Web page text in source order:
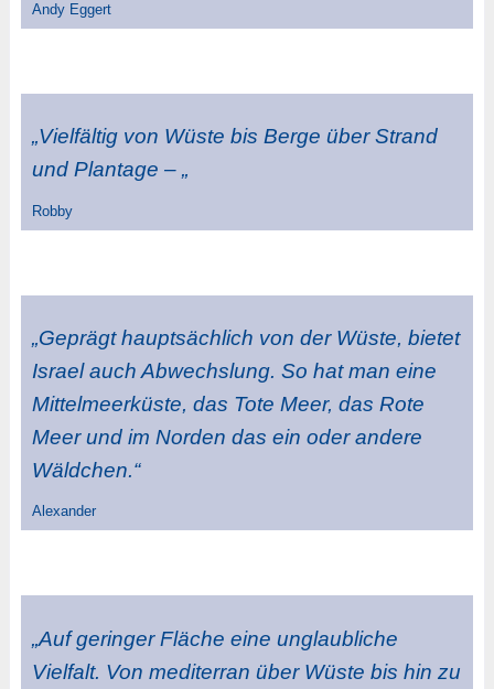
Andy Eggert
„Vielfältig von Wüste bis Berge über Strand
und Plantage – „
Robby
„Geprägt hauptsächlich von der Wüste, bietet
Israel auch Abwechslung. So hat man eine
Mittelmeerküste, das Tote Meer, das Rote
Meer und im Norden das ein oder andere
Wäldchen.“
Alexander
„Auf geringer Fläche eine unglaubliche
Vielfalt. Von mediterran über Wüste bis hin zu